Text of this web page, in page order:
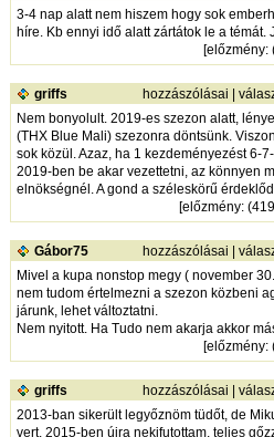
3-4 nap alatt nem hiszem hogy sok
híre. Kb ennyi idő alatt zártátok le a témát.
[előzmény:
griffs hozzászólásai |
Nem bonyolult. 2019-es szezon alatt,
(THX Blue Mali) szezonra döntsünk.
sok közül. Azaz, ha 1 kezdeményezést 6-
2019-ben be akar vezettetni, az könnyen
elnökségnél. A gond a széleskörű
[előzmény:
Gábor75 hozzászólásai |
Mivel a kupa nonstop megy ( november
nem tudom értelmezni a szezon közbeni
járunk, lehet változtatni.
Nem nyitott. Ha Tudo nem akarja akkor
[előzmény:
griffs hozzászólásai |
2013-ban sikerült legyőznöm tüdőt, de
vert. 2015-ben újra nekifutottam, teljes